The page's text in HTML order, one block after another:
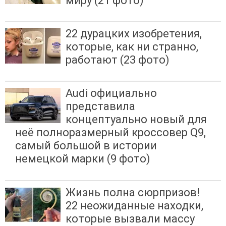
22 дурацких изобретения,
которые, как ни странно,
работают (23 фото)
Audi официально
представила
концептуально новый для
неё полноразмерный кроссовер Q9,
самый большой в истории
немецкой марки (9 фото)
Жизнь полна сюрпризов!
22 неожиданные находки,
которые вызвали массу